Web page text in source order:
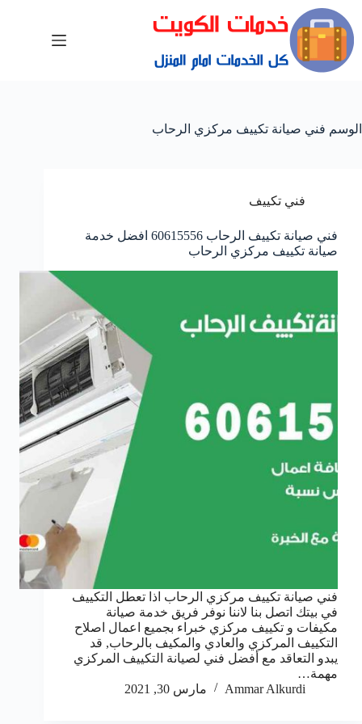
الوسم فني صيانة تكييف مركزي الرحاب
فني تكييف
فني صيانة تكييف الرحاب 60615556 افضل خدمة
صيانة تكييف مركزي الرحاب
فني صيانة تكييف مركزي الرحاب اذا تعطل التكييف
في بيتك اتصل بنا لاننا نوفر فريق خدمة صيانة
مكيفات و تكييف مركزي خبراء بجميع اعمال اصلاح
التكييف المركزي والعادي والمكيف بالرحاب, قد
يبدو التعاقد مع أفضل فني لصيانة التكييف المركزي
مهمة…
Ammar Alkurdi
مارس 30, 2021